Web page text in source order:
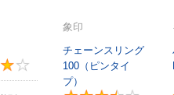
4.3
象印
チェーンスリング
100（ピンタイ
プ）